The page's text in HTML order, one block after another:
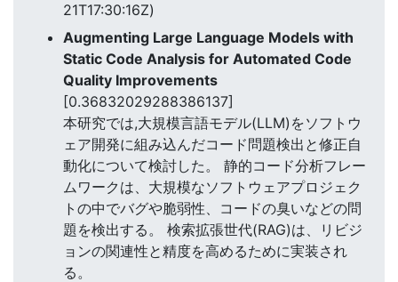
21T17:30:16Z)
Augmenting Large Language Models with
Static Code Analysis for Automated Code
Quality Improvements
[0.36832029288386137]
本研究では,大規模言語モデル(LLM)をソフトウ
ェア開発に組み込んだコード問題検出と修正自
動化について検討した。 静的コード分析フレー
ムワークは、大規模なソフトウェアプロジェク
トの中でバグや脆弱性、コードの臭いなどの問
題を検出する。 検索拡張世代(RAG)は、リビジ
ョンの関連性と精度を高めるために実装され
る。